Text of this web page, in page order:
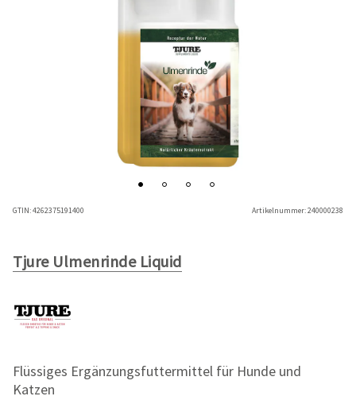
GTIN:4262375191400 Artikelnummer:240000238
Tjure Ulmenrinde Liquid
Flüssiges Ergänzungsfuttermittel für Hunde und
Katzen